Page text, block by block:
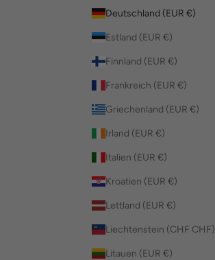
Deutschland (EUR €)
Estland (EUR €)
Finnland (EUR €)
Frankreich (EUR €)
Griechenland (EUR €)
Irland (EUR €)
Italien (EUR €)
Kroatien (EUR €)
Lettland (EUR €)
Liechtenstein (CHF CHF)
Litauen (EUR €)